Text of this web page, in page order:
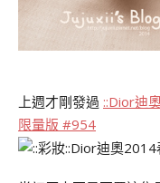
上週才剛發過 ::Dior迪
限量版 #954